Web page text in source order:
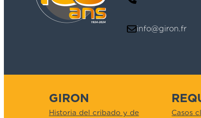
info@giron.fr
GIRON
Historia del cribado y de
Casos